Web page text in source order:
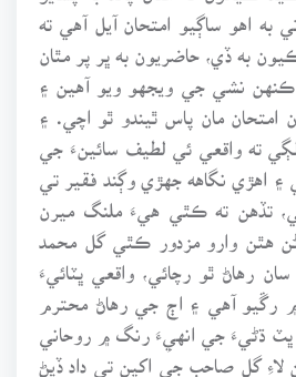
به اهو ساڳيو امتحان آيل آهي ته
به ڏي، حاضريون به ڀر پر مٿان
ڪنهن نشي جي ويجهو ويو آهين ۽
امتحان مان پاس ٿيندو ٿو اچي. ۽
ته واقعي ئي لطيف سائينءَ جي
۽ اهڙي نگاهه جهڙي وڳند فقير تي
تڏهن ته ڪٿي هيءَ ملنگ ميرن
هٿن وارو مزدور ڪٿي گل محمد
رهاڻ ٿو رچائي، واقعي ڀٽائيءَ
رڱيو آهي ۽ اڄ جي رهاڻ محترم
ڀٽ ڌڻيءَ جي انهيِءَ رنگ ۾ روحاني
لاءِ گل صاحب جي اکين تي داد ڏيڻ